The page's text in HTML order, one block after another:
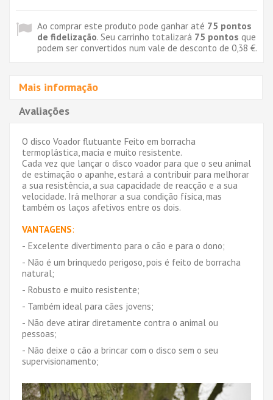
Ao comprar este produto pode ganhar até 75 pontos
de fidelização. Seu carrinho totalizará 75 pontos que
podem ser convertidos num vale de desconto de 0,38 €.
Mais informação
Avaliações
O disco Voador flutuante Feito em borracha
termoplástica, macia e muito resistente.
Cada vez que lançar o disco voador para que o seu animal
de estimação o apanhe, estará a contribuir para melhorar
a sua resistência, a sua capacidade de reacção e a sua
velocidade. Irá melhorar a sua condição física, mas
também os laços afetivos entre os dois.
VANTAGENS:
- Excelente divertimento para o cão e para o dono;
- Não é um brinquedo perigoso, pois é feito de borracha
natural;
- Robusto e muito resistente;
- Também ideal para cães jovens;
- Não deve atirar diretamente contra o animal ou
pessoas;
- Não deixe o cão a brincar com o disco sem o seu
supervisionamento;